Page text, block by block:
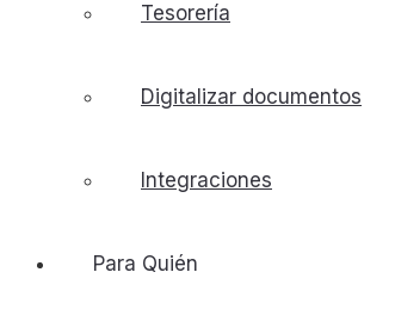
Tesorería
Digitalizar documentos
Integraciones
Para Quién